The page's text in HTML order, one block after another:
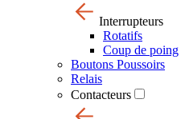
Interrupteurs
Rotatifs
Coup de poing
Boutons Poussoirs
Relais
Contacteurs